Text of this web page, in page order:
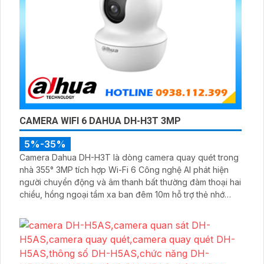
CAMERA WIFI 6 DAHUA DH-H3T 3MP
5%-35%
Camera Dahua DH-H3T là dòng camera quay quét trong
nhà 355° 3MP tích hợp Wi-Fi 6 Công nghệ AI phát hiện
người chuyển động và âm thanh bất thường đàm thoại hai
chiều, hồng ngoại tầm xa ban đêm 10m hỗ trợ thẻ nhớ
DMSS